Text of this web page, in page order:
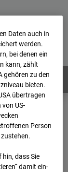
Archiv
Daten auch in
werden.
bei denen ein
kann, zählt
gehören zu den
bieten.
übertragen
US-
Person
dass Sie
damit ein­